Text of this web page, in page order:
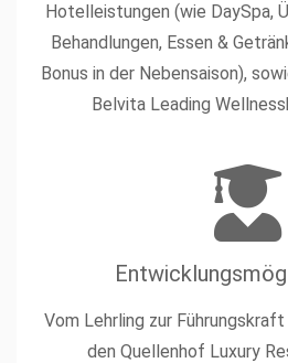
Hotelleistungen (wie DaySpa,
Behandlungen, Essen &
Bonus in der Nebensaison),
Belvita Leading
Vom Lehrling zur
den Quellenhof Luxury